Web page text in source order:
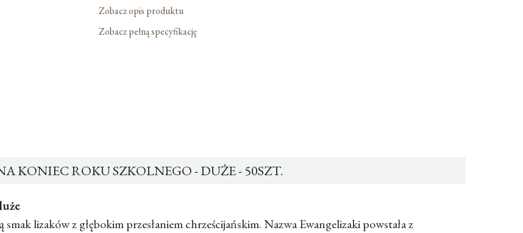
Zobacz opis produktu
Zobacz pełną specyfikację
KONIEC ROKU SZKOLNEGO - DUŻE - 50SZT.
lizaków z głębokim przesłaniem chrześcijańskim. Nazwa Ewangelizaki powstała z